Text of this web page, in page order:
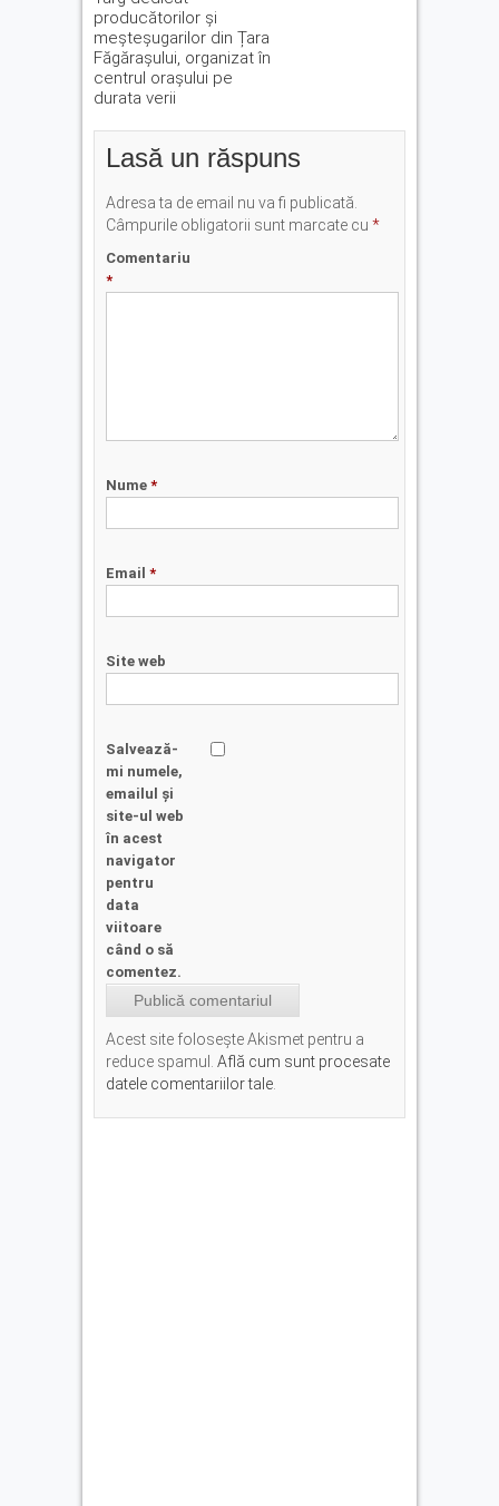
producătorilor și
meșteșugarilor din Țara
Făgărașului, organizat în
centrul orașului pe
durata verii
Lasă un răspuns
Adresa ta de email nu va fi publicată.
Câmpurile obligatorii sunt marcate cu *
Comentariu
*
Nume *
Email *
Site web
Salvează-
mi numele,
emailul și
site-ul web
în acest
navigator
pentru
data
viitoare
când o să
comentez.
Acest site folosește Akismet pentru a
reduce spamul. Află cum sunt procesate
datele comentariilor tale